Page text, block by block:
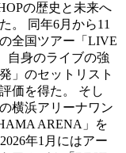
の歴史と未来へ
。 同年6月から11
全国ツアー「LIVE
自身のライブの強
」のセットリスト
価を得た。 そし
横浜アリーナワン
ARENA」を
年1月にはアー